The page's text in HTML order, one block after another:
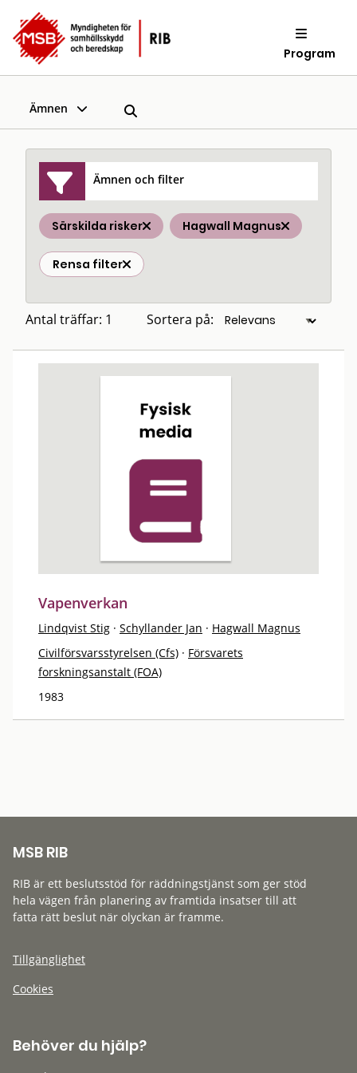
Program
Ämnen
Ämnen och filter
Särskilda risker Hagwall Magnus
Rensa filter
Antal träffar: 1 Sortera på:
Vapenverkan
Lindqvist Stig · Schyllander Jan · Hagwall Magnus
Civilförsvarsstyrelsen (Cfs) · Försvarets
forskningsanstalt (FOA)
1983
MSB RIB
RIB är ett beslutsstöd för räddningstjänst som ger stöd
hela vägen från planering av framtida insatser till att
fatta rätt beslut när olyckan är framme.
Tillgänglighet
Cookies
Behöver du hjälp?